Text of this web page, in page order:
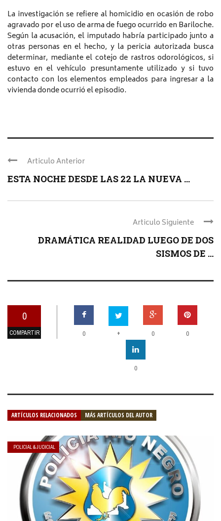
La investigación se refiere al homicidio en ocasión de robo
agravado por el uso de arma de fuego ocurrido en Bariloche.
Según la acusación, el imputado habría participado junto a
otras personas en el hecho, y la pericia autorizada busca
determinar, mediante el cotejo de rastros odorológicos, si
estuvo en el vehículo presuntamente utilizado y si tuvo
contacto con los elementos empleados para ingresar a la
vivienda donde ocurrió el episodio.
Articulo Anterior
ESTA NOCHE DESDE LAS 22 LA NUEVA ...
Articulo Siguiente
DRAMÁTICA REALIDAD LUEGO DE DOS
SISMOS DE ...
0
COMPARTIR 0 + 0 0
0
ARTÍCULOS RELACIONADOS MÁS ARTÍCULOS DEL AUTOR
POLICIAL & JUDICIAL